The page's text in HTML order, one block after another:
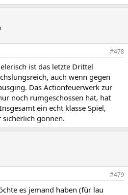
#478
ist das letzte Drittel
auch wenn gegen
Das Actionfeuerwerk zur
noch rumgeschossen hat, hat
ein echt klasse Spiel,
gönnen.
#479
es jemand haben (für lau